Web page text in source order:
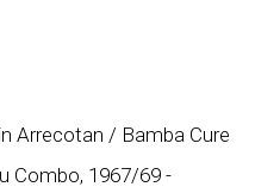
Arrecotan / Bamba Cure
Combo, 1967/69 -